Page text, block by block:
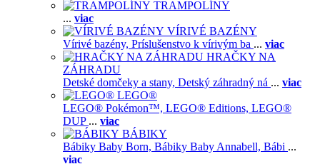
TRAMPOLÍNY
... viac
VÍRIVÉ BAZÉNY
Vírivé bazény, Príslušenstvo k vírivým ba ... viac
HRAČKY NA
ZÁHRADU
Detské domčeky a stany, Detský záhradný ná ... viac
LEGO®
LEGO® Pokémon™, LEGO® Editions, LEGO®
DUP ... viac
BÁBIKY
Bábiky Baby Born, Bábiky Baby Annabell, Bábi ...
viac